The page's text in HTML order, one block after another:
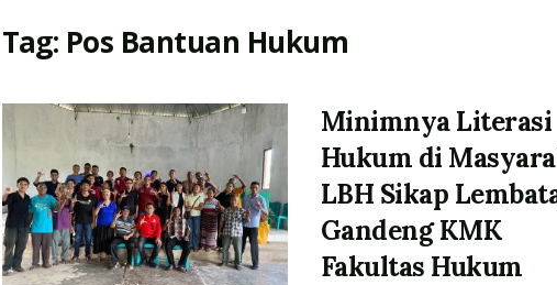
Tag: Pos Bantuan Hukum
Minimnya Literasi
Hukum di
LBH Sikap
Gandeng KMK
Fakultas Hukum